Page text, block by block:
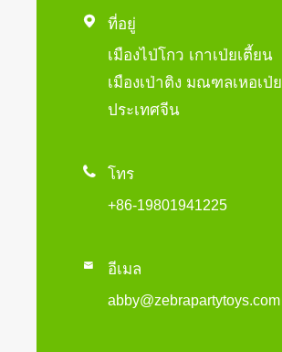

ที่อยู่
เมืองไป่โกว เกาเป่ยเตี้ยน
เมืองเป่าติง มณฑลเหอเป่ย
ประเทศจีน
 โทร
+86-19801941225
 อีเมล
abby@zebrapartytoys.com